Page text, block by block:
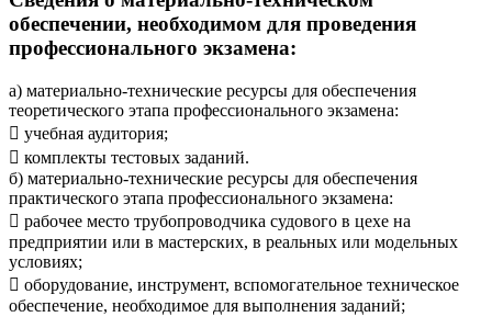
обеспечении, необходимом для проведения
профессионального экзамена:
а) материально-технические ресурсы для обеспечения
теоретического этапа профессионального экзамена:
 учебная аудитория;
 комплекты тестовых заданий.
б) материально-технические ресурсы для обеспечения
практического этапа профессионального экзамена:
 рабочее место трубопроводчика судового в цехе на
предприятии или в мастерских, в реальных или модельных
условиях;
 оборудование, инструмент, вспомогательное техническое
обеспечение, необходимое для выполнения заданий;